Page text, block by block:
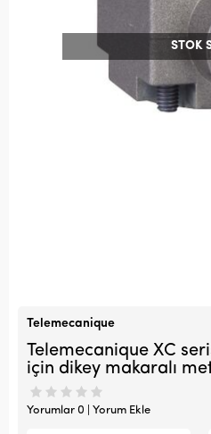
STOK
Telemecanique
Telemecanique XC
için dikey makaralı
Yorumlar 0 | Yorum Ekle